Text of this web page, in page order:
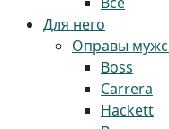
Для него
Оправы
Boss
Carrera
Hackett